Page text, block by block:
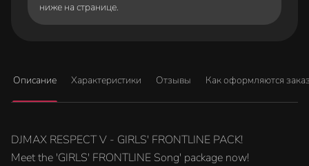
ниже на странице.
Описание Характеристики Отзывы Как оформляются
DJMAX RESPECT V - GIRLS' FRONTLINE PACK!
Meet the 'GIRLS' FRONTLINE Song' package now!